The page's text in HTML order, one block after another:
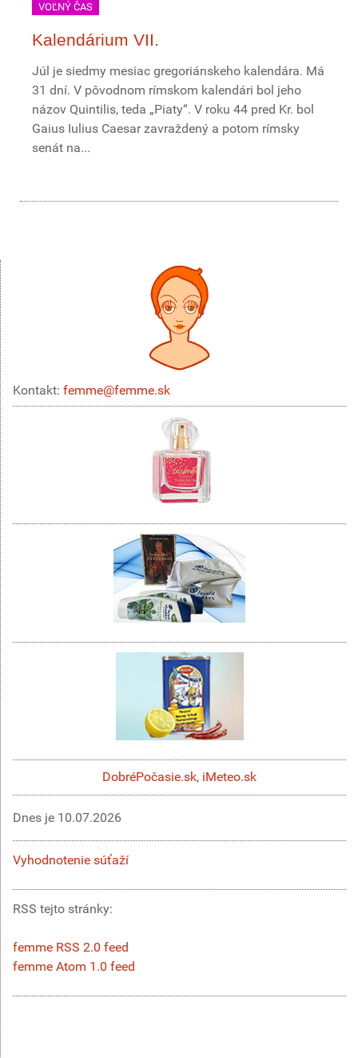
VOĽNÝ ČAS
Kalendárium VII.
Júl je siedmy mesiac gregoriánskeho kalendára. Má
31 dní. V pôvodnom rímskom kalendári bol jeho
názov Quintilis, teda „Piaty“. V roku 44 pred Kr. bol
Gaius Iulius Caesar zavraždený a potom rímsky
senát na...
Kontakt: femme@femme.sk
DobréPočasie.sk, iMeteo.sk
Dnes je 10.07.2026
Vyhodnotenie súťaží
RSS tejto stránky:
femme RSS 2.0 feed
femme Atom 1.0 feed